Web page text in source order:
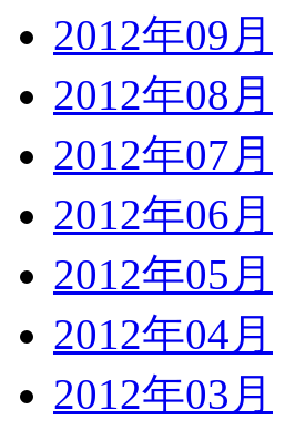
2012年09月
2012年08月
2012年07月
2012年06月
2012年05月
2012年04月
2012年03月